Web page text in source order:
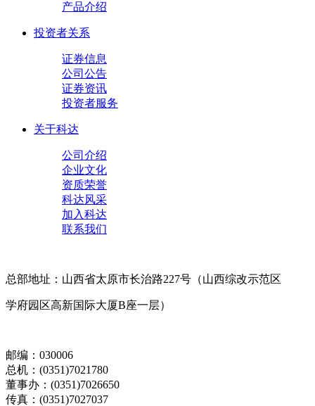
产品介绍
投资者关系
证券信息
公司公告
证券资讯
投资者服务
关于科达
公司介绍
企业文化
资质荣誉
科达风采
加入科达
联系我们
总部地址：山西省太原市长治路227号（山西综改示范区
学府园区高新国际大厦B座一层）
邮编：030006
总机：(0351)7021780
董事办：(0351)7026650
传真：(0351)7027037